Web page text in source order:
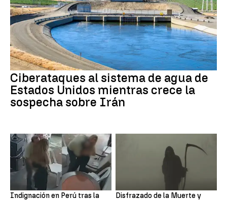
Ciberataques al sistema de agua de
Estados Unidos mientras crece la
sospecha sobre Irán
Indignación en Perú tras la
Disfrazado de la Muerte y